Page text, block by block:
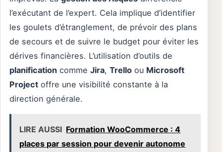
l’exécutant de l’expert. Cela implique d’identifier
les goulets d’étranglement, de prévoir des plans
de secours et de suivre le budget pour éviter les
dérives financières. L’utilisation d’outils de
planification comme Jira, Trello ou Microsoft
Project offre une visibilité constante à la
direction générale.
LIRE AUSSI Formation WooCommerce : 4
places par session pour devenir autonome